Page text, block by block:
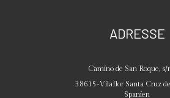
ADRESSE
Camino de San Roque, s/
38615-Vilaflor Santa Cruz
Spanien